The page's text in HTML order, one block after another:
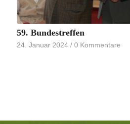
59. Bundestreffen
24. Januar 2024 / 0 Kommentare